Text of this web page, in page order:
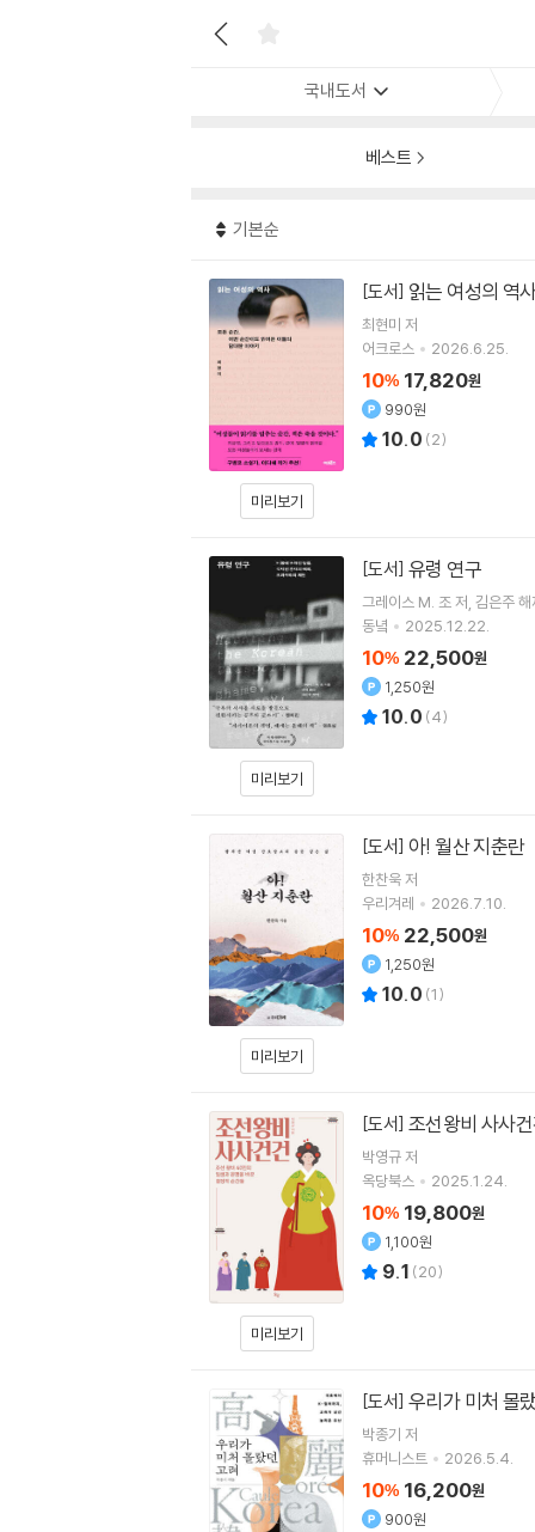
국내도서
베스트
기본순
미리보기
[도서] 읽는 여성의 역
최현미 저
어크로스
2026.6.25.
10% 17,820원
990원
10.0 (2)
미리보기
[도서] 유령 연구
그레이스 M. 조 저 김은주해
동녘
2025.12.22.
10% 22,500원
1,250원
10.0 (4)
미리보기
[도서] 아! 월산 지춘란
한찬욱저
우리겨레
2026.7.10.
10% 22,500원
1,250원
10.0 (1)
미리보기
[도서] 조선왕비 사사
박영규저
옥당북스
2025.1.24.
10% 19,800원
1,100원
9.1 (20)
[도서] 우리가 미처 몰
박종기 저
휴머니스트
2026.5.4.
10% 16,200원
900원